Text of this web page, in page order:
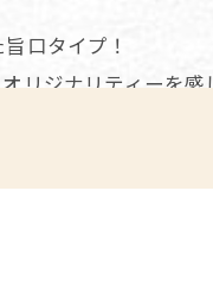
口タイプ！
リジナリティーを